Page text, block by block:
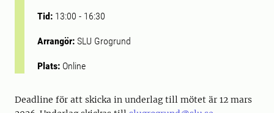
Tid: 13:00 - 16:30
Arrangör: SLU Grogrund
Plats: Online
Deadline för att skicka in underlag till mötet är 12 mars